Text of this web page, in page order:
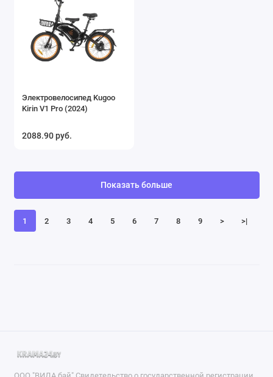
Электровелосипед Kugoo
Kirin V1 Pro (2024)
2088.90 руб.
1 2 3 4 5 6 7 8 9 > >|
Показать больше